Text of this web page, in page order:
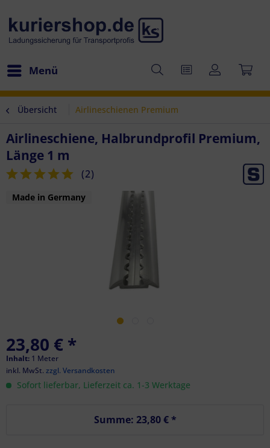
Menü
Übersicht Airlineschienen Premium
Airlineschiene, Halbrundprofil Premium,
Länge 1 m
(2)
Made in Germany
23,80 € *
Inhalt: 1 Meter
inkl. MwSt. zzgl. Versandkosten
Sofort lieferbar, Lieferzeit ca. 1-3 Werktage
Summe: 23,80 €*